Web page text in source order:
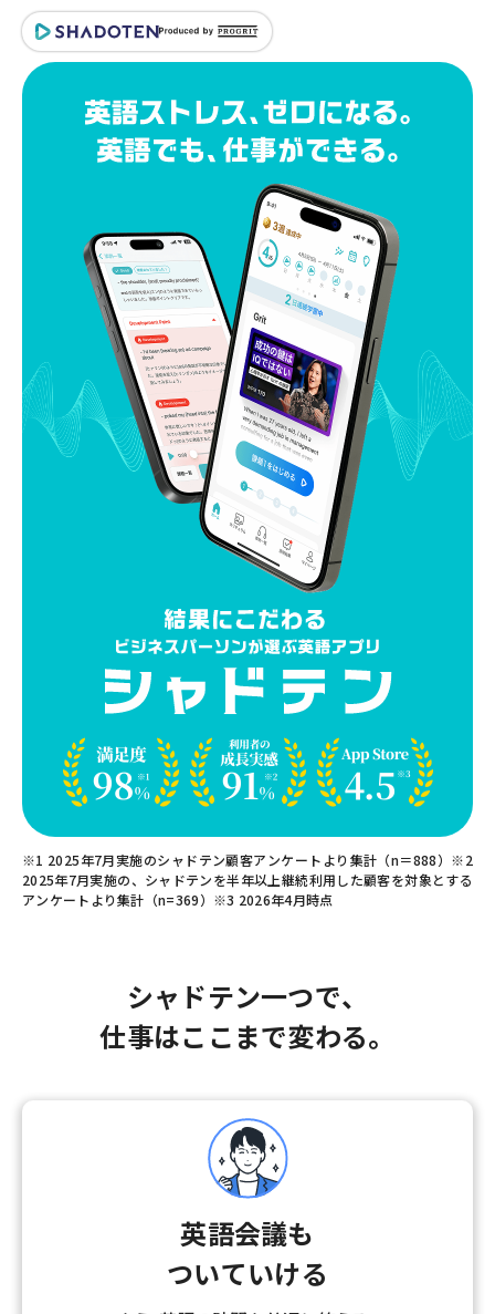
※1 2025年7月実施のシャドテン顧客アンケートより集計（n＝888）※2
2025年7月実施の、シャドテンを半年以上継続利用した顧客を対象とする
アンケートより集計（n=369）※3 2026年4月時点
シャドテン一つで、
仕事はここまで変わる。
英語会議も
ついていける